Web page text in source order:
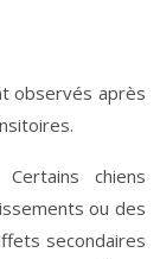
observés après
Certains chiens
ou des
secondaires